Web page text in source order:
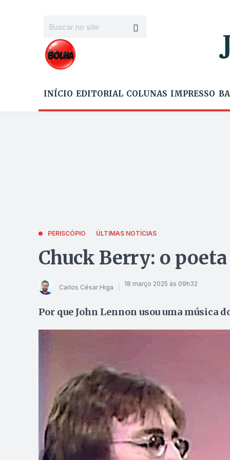
INÍCIO EDITORIAL COLUNAS IMPRESSO
PERISCÓPIO ÚLTIMAS NOTÍCIAS
Chuck Berry: o
Carlos César Higa 18 março 2025 às 09h32
Por que John Lennon usou uma música